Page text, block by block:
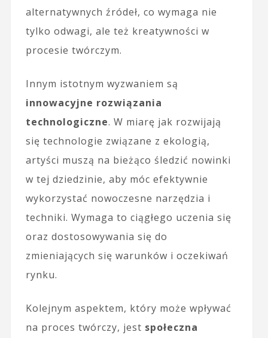
alternatywnych źródeł, co wymaga nie
tylko odwagi, ale też kreatywności w
procesie twórczym.
Innym istotnym wyzwaniem są
innowacyjne rozwiązania
technologiczne. W miarę jak rozwijają
się technologie związane z ekologią,
artyści muszą na bieżąco śledzić nowinki
w tej dziedzinie, aby móc efektywnie
wykorzystać nowoczesne narzędzia i
techniki. Wymaga to ciągłego uczenia się
oraz dostosowywania się do
zmieniających się warunków i oczekiwań
rynku.
Kolejnym aspektem, który może wpływać
na proces twórczy, jest społeczna